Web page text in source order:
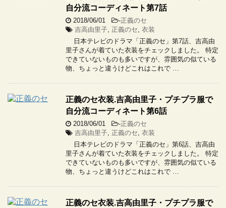
自分流コーディネート第7話
2018/06/01 -正義のセ
吉高由里子, 正義のセ, 衣装
日本テレビのドラマ「正義のセ」第7話、吉高由
里子さんが着ていた衣装をチェックしました。 特定
できていないものも多いですが、雰囲気の似ている
物、ちょっと違うけどこれはこれで …
正義のセ衣装.吉高由里子・プチプラ服で
自分流コーディネート第6話
2018/06/01 -正義のセ
吉高由里子, 正義のセ, 衣装
日本テレビのドラマ「正義のセ」第6話、吉高由
里子さんが着ていた衣装をチェックしました。 特定
できていないものも多いですが、雰囲気の似ている
物、ちょっと違うけどこれはこれで …
正義のセ衣装.吉高由里子・プチプラ服で